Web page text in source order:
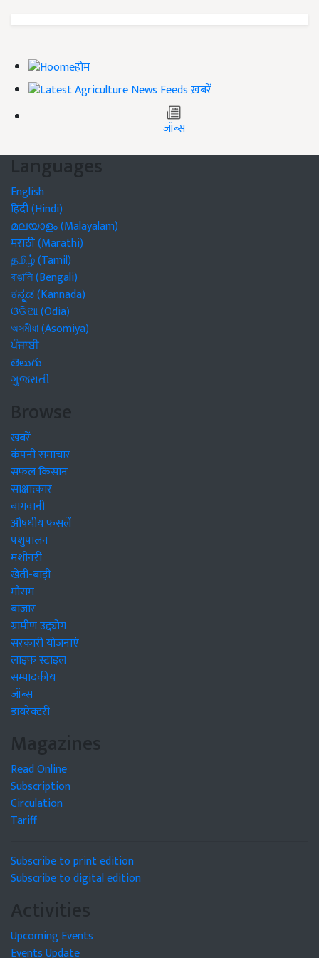
होम
ख़बरें
जॉब्स
Languages
English
हिंदी (Hindi)
മലയാളം (Malayalam)
मराठी (Marathi)
தமிழ் (Tamil)
বাঙালি (Bengali)
ಕನ್ನಡ (Kannada)
ଓଡିଆ (Odia)
অসমীয়া (Asomiya)
ਪੰਜਾਬੀ
తెలుగు
ગુજરાતી
Browse
खबरें
कंपनी समाचार
सफल किसान
साक्षात्कार
बागवानी
औषधीय फसलें
पशुपालन
मशीनरी
खेती-बाड़ी
मौसम
बाजार
ग्रामीण उद्द्योग
सरकारी योजनाएं
लाइफ स्टाइल
सम्पादकीय
जॉब्स
डायरेक्टरी
Magazines
Read Online
Subscription
Circulation
Tariff
Subscribe to print edition
Subscribe to digital edition
Activities
Upcoming Events
Events Update